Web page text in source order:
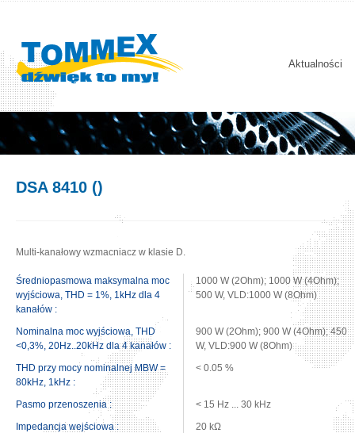
Aktualności
DSA 8410 ()
Multi-kanałowy wzmacniacz w klasie D.
Średniopasmowa maksymalna moc
wyjściowa, THD = 1%, 1kHz dla 4
kanałów :
1000 W (2Ohm); 1000 W (4Ohm);
500 W, VLD:1000 W (8Ohm)
Nominalna moc wyjściowa, THD
<0,3%, 20Hz..20kHz dla 4 kanałów :
900 W (2Ohm); 900 W (4Ohm); 450
W, VLD:900 W (8Ohm)
THD przy mocy nominalnej MBW =
80kHz, 1kHz :
< 0.05 %
Pasmo przenoszenia :
< 15 Hz ... 30 kHz
Impedancja wejściowa :
20 kΩ